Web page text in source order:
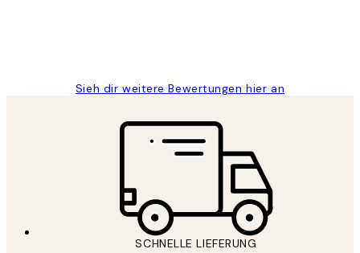
Sieh dir weitere Bewertungen hier an
SCHNELLE LIEFERUNG